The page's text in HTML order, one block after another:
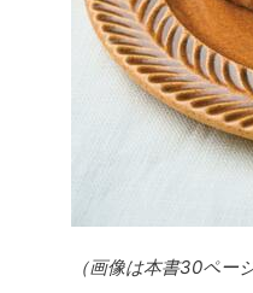
（画像は本書30ペー